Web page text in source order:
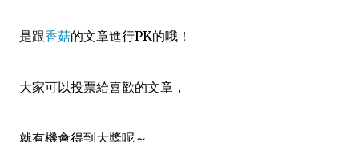
是跟香菇的文章進行PK的哦！
大家可以投票給喜歡的文章，
就有機會得到大獎呢～